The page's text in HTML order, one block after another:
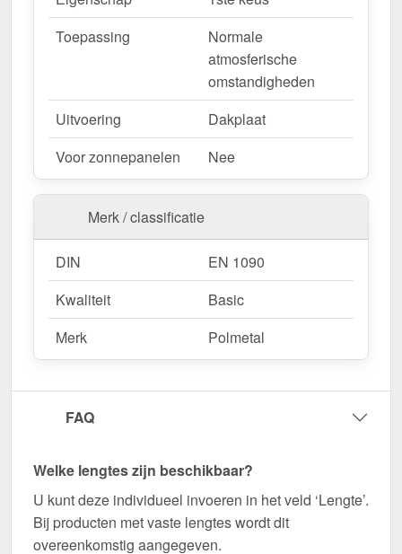
Duurzaam, weerbestendig, op maat gemaakt - bestel
nu en profiteer van een snelle levering!
Wegens maatwerk / customisatie van herroepingsrecht uitgezonderd
Toepassing
Normale
atmosferische
omstandigheden
Uitvoering
Dakplaat
Voor zonnepanelen
Nee
Merk / classificatie
DIN
EN 1090
Kwaliteit
Basic
Merk
Polmetal
FAQ
Welke lengtes zijn beschikbaar?
U kunt deze individueel invoeren in het veld ‘Lengte’.
Bij producten met vaste lengtes wordt dit
overeenkomstig aangegeven.